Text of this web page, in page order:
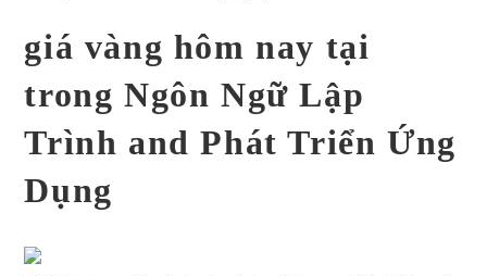
giá vàng hôm nay tại
trong Ngôn Ngữ Lập
Trình and Phát Triển Ứng
Dụng